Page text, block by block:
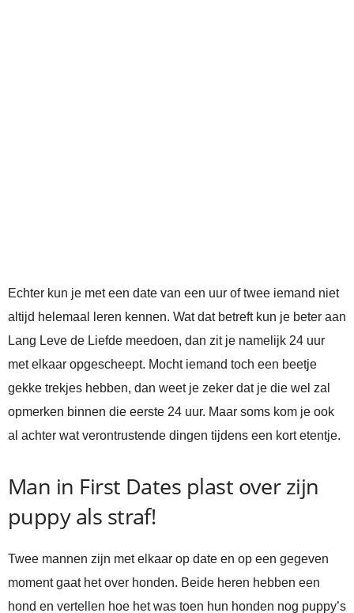
Echter kun je met een date van een uur of twee iemand niet
altijd helemaal leren kennen. Wat dat betreft kun je beter aan
Lang Leve de Liefde meedoen, dan zit je namelijk 24 uur
met elkaar opgescheept. Mocht iemand toch een beetje
gekke trekjes hebben, dan weet je zeker dat je die wel zal
opmerken binnen die eerste 24 uur. Maar soms kom je ook
al achter wat verontrustende dingen tijdens een kort etentje.
Man in First Dates plast over zijn
puppy als straf!
Twee mannen zijn met elkaar op date en op een gegeven
moment gaat het over honden. Beide heren hebben een
hond en vertellen hoe het was toen hun honden nog puppy’s